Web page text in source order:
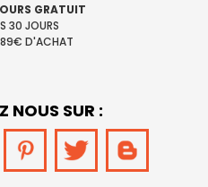
GRATUIT
30 JOURS
89€ D'ACHAT
NOUS SUR :